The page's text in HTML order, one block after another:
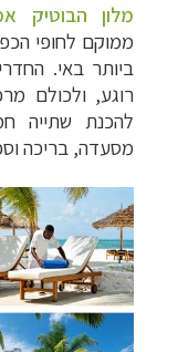
מלון הבוטיק
ממוקם לחופי
ביותר באי.
רוגע, ולכולם
להכנת שתייה
מסעדה, בריכה